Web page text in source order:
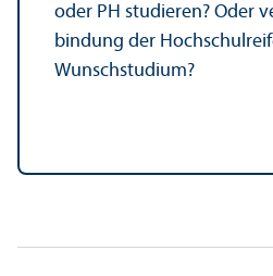
oder PH studieren? Oder
bindung der
Wunschstudium?